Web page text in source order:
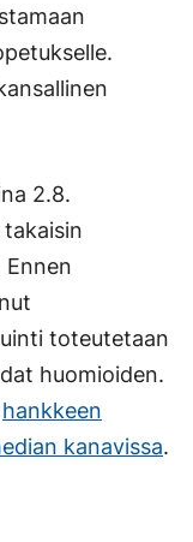
2.8.
toteutetaan
huomioiden.
hankkeen
kanavissa.